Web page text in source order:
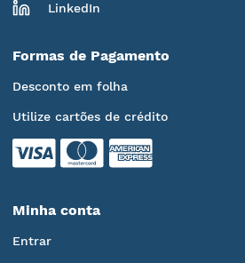
LinkedIn
Formas de Pagamento
Desconto em folha
Utilize cartões de crédito
Minha conta
Entrar